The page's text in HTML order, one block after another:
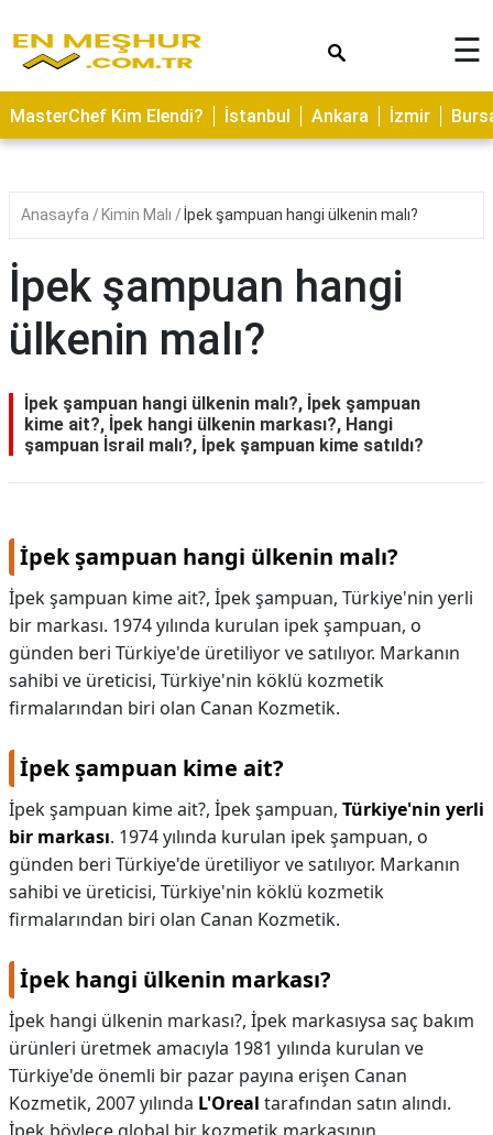
ASTROLOJİ
SAĞLIK
YERLER
CİLT
BAKIMI
KAMP
ALANLARI
HAMİLELİK
İLETİŞİM
☰
MasterChef Kim Elendi? İstanbul Ankara İzmir
Anasayfa Kimin Malı İpek şampuan hangi ülkenin malı?
İpek şampuan hangi
ülkenin malı?
İpek şampuan hangi ülkenin malı?, İpek şampuan
kime ait?, İpek hangi ülkenin markası?, Hangi
şampuan İsrail malı?, İpek şampuan kime satıldı?
İpek şampuan hangi ülkenin malı?
İpek şampuan kime ait?, İpek şampuan, Türkiye'nin yerli
bir markası. 1974 yılında kurulan ipek şampuan, o
günden beri Türkiye'de üretiliyor ve satılıyor. Markanın
sahibi ve üreticisi, Türkiye'nin köklü kozmetik
firmalarından biri olan Canan Kozmetik.
İpek şampuan kime ait?
İpek şampuan kime ait?, İpek şampuan, Türkiye'nin yerli
bir markası. 1974 yılında kurulan ipek şampuan, o
günden beri Türkiye'de üretiliyor ve satılıyor. Markanın
sahibi ve üreticisi, Türkiye'nin köklü kozmetik
firmalarından biri olan Canan Kozmetik.
İpek hangi ülkenin markası?
İpek hangi ülkenin markası?, İpek markasıysa saç bakım
ürünleri üretmek amacıyla 1981 yılında kurulan ve
Türkiye'de önemli bir pazar payına erişen Canan
Kozmetik, 2007 yılında L'Oreal tarafından satın alındı.